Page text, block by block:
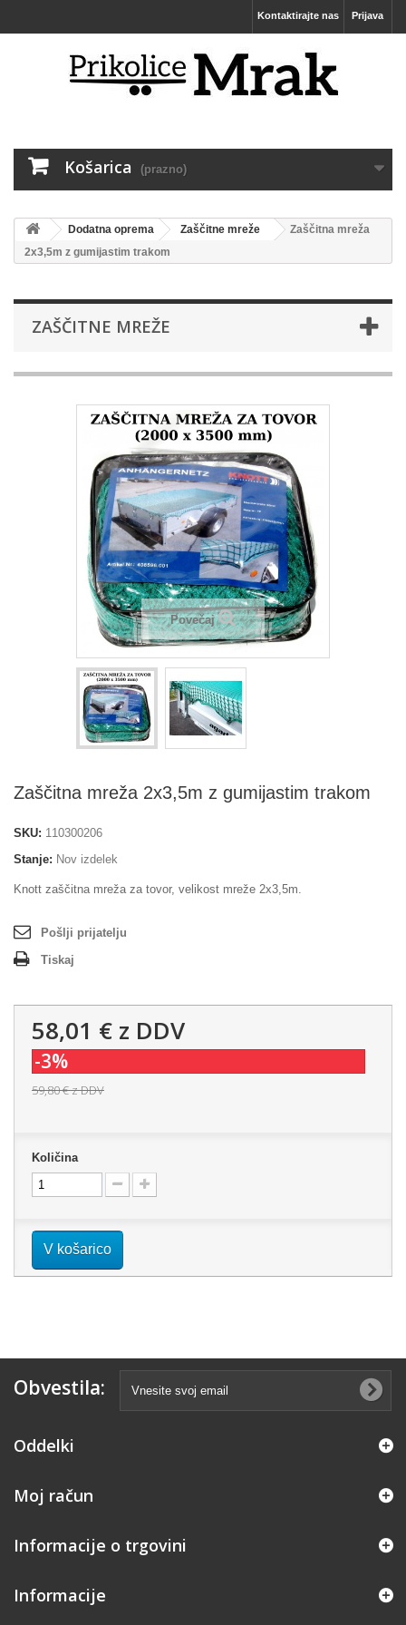
Prijava
Kontaktirajte nas
Košarica (prazno)
Dodatna oprema Zaščitne mreže
Zaščitna mreža
2x3,5m z gumijastim trakom
ZAŠČITNE MREŽE
Povečaj
Zaščitna mreža 2x3,5m z gumijastim trakom
SKU: 110300206
Stanje: Nov izdelek
Knott zaščitna mreža za tovor, velikost mreže 2x3,5m.
Pošlji prijatelju
Tiskaj
58,01 € z DDV
-3%
59,80 €z DDV
Količina
V košarico
Obvestila:
Oddelki
Moj račun
Informacije o trgovini
Informacije